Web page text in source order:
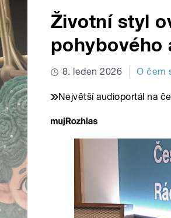
Životní styl
pohybového
8. leden 2026 O čem
Největší audioportál na